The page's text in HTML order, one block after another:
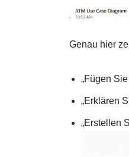
Genau hier
„Fügen
„Erklären
„Erstellen